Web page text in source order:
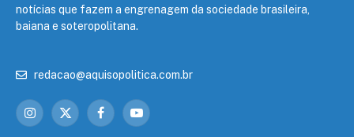
notícias que fazem a engrenagem da sociedade brasileira,
baiana e soteropolitana.
redacao@aquisopolitica.com.br
Instagram
X
FacebookYouTube